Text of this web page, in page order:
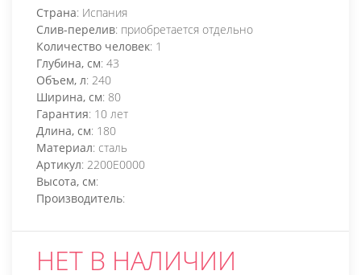
Страна: Испания
Слив-перелив: приобретается отдельно
Количество человек: 1
Глубина, см: 43
Объем, л: 240
Ширина, см: 80
Гарантия: 10 лет
Длина, см: 180
Материал: сталь
Артикул: 2200E0000
Высота, см:
Производитель:
НЕТ В НАЛИЧИИ